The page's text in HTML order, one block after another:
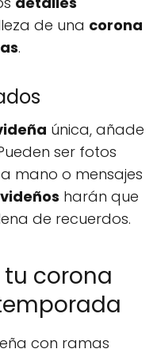
de una corona
.
única, añade
ser fotos
mano o mensajes
harán que
de recuerdos.
corona
con ramas